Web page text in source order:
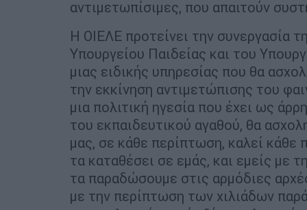
αντιμετωπίσιμες, που απαιτούν
Η ΟΙΕΛΕ προτείνει την συνεργασία
Υπουργείου Παιδείας και του
μιας ειδικής υπηρεσίας που θα
την εκκίνηση αντιμετώπισης του
μια πολιτική ηγεσία που έχει ως
του εκπαιδευτικού αγαθού, θα
μας, σε κάθε περίπτωση, καλεί κάθε
τα καταθέσει σε εμάς, και εμείς με
τα παραδώσουμε στις αρμόδιες
με την περίπτωση των χιλιάδων